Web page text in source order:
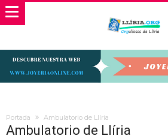
Portada Ambulatorio de Llíria
Ambulatorio de Llíria